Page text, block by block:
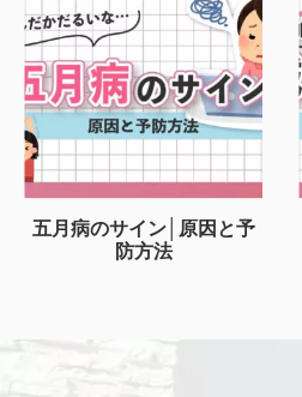
五月病のサイン│原因と予
防方法